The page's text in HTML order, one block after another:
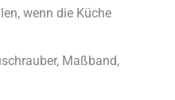
wenn die Küche
Maßband,